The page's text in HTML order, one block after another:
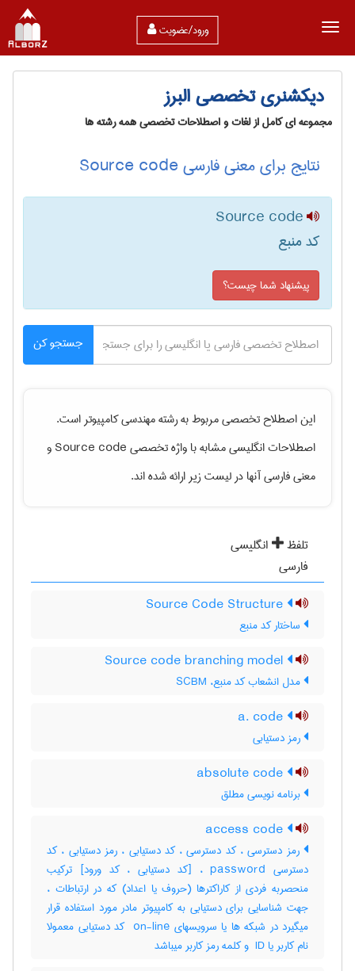
ورود/عضویت
دیکشنری تخصصی البرز
مجموعه ای کامل از لغات و اصطلاحات تخصصی همه رشته ها
نتایج برای معنی فارسی Source code
Source code
کد منبع
پیشنهاد شما چیست؟
جستجو کن
این اصطلاح تخصصی مربوط به رشتهمهندسی كامپيوتراست.
اصطلاحات انگلیسی مشابه با واژه تخصصیSource codeو
معنی فارسی آنها در لیست زیر ارائه شده اند.
تلفظ
انگلیسی
فارسی
ساختار کد منبع
مدل انشعاب کد منبع، SCBM
رمز دستیابی
برنامه نویسی مطلق
رمز دسترسی ، کد دسترسی ، کد دستیابی ، رمز دستیابی ، کد
دسترسی password ، [کد دستیابی ، کد ورود] ترکیب
منحصربه فردی از کاراکترها (حروف یا اعداد) که در ارتباطات ،
جهت شناسایی برای دستیابی به کامپیوتر مادر مورد استفاده قرار
میگیرد در شبکه ها یا سرویسهای ‎ on-line کد دستیابی معمولا
نام کاربر یا ‎ ID و کلمه رمز کاربر میباشد